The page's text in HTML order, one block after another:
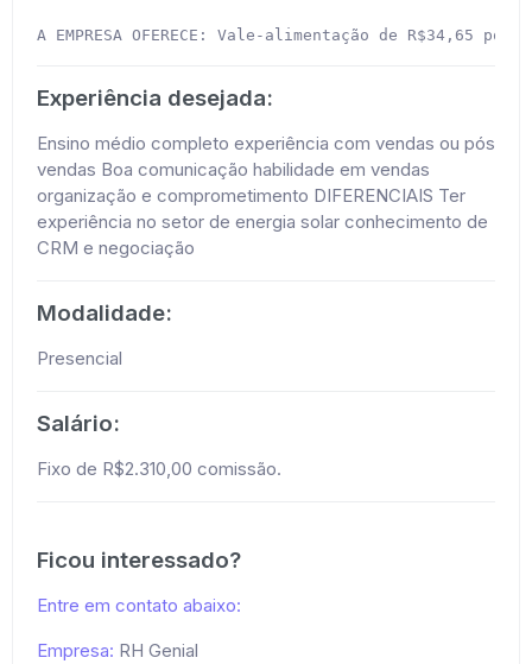
A EMPRESA OFERECE: Vale-alimentação de
Experiência desejada:
Ensino médio completo experiência com vendas ou pós
vendas Boa comunicação habilidade em vendas
organização e comprometimento DIFERENCIAIS Ter
experiência no setor de energia solar conhecimento de
CRM e negociação
Modalidade:
Presencial
Salário:
Fixo de R$2.310,00 comissão.
Ficou interessado?
Entre em contato abaixo:
Empresa: RH Genial